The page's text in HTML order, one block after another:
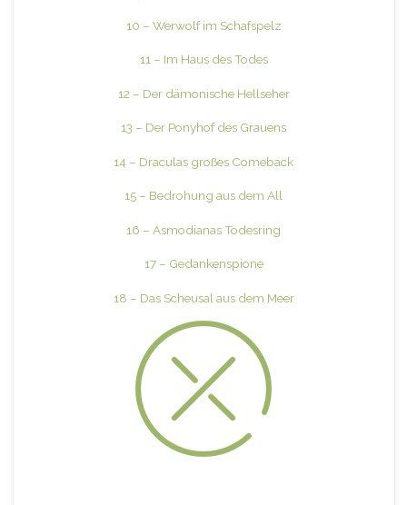
10 – Werwolf im Schafspelz
11 – Im Haus des Todes
12 – Der dämonische Hellseher
13 – Der Ponyhof des Grauens
14 – Draculas großes Comeback
15 – Bedrohung aus dem All
16 – Asmodianas Todesring
17 – Gedankenspione
18 – Das Scheusal aus dem Meer